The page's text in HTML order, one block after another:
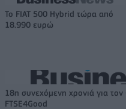
Το FIAT 500 Hybrid τώρα από
18.990 ευρώ
18η συνεχόμενη χρονιά για
FTSE4Good